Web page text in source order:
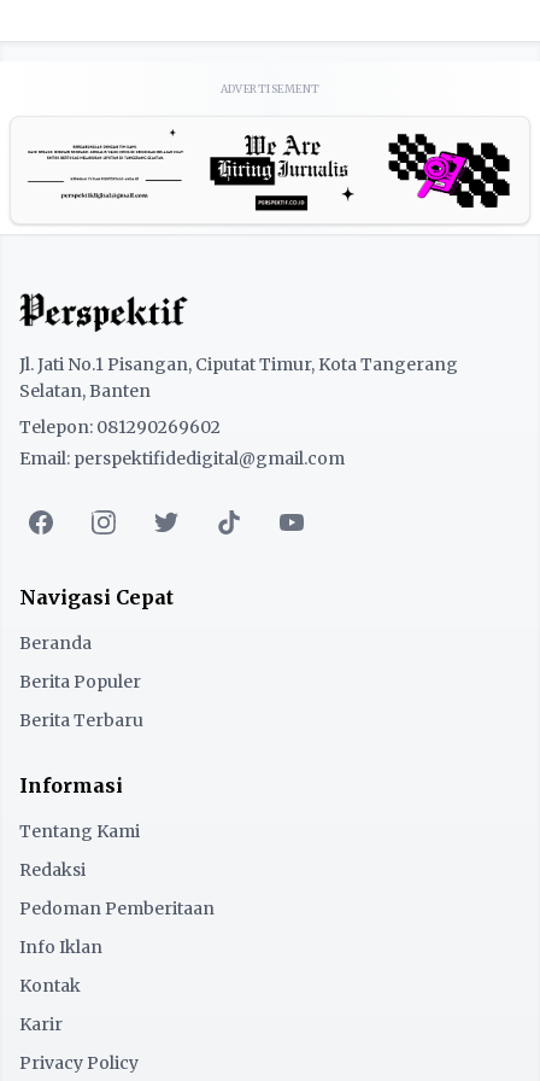
ADVERTISEMENT
Jl. Jati No.1 Pisangan, Ciputat Timur, Kota Tangerang
Selatan, Banten
Telepon: 081290269602
Email: perspektifidedigital@gmail.com
Navigasi Cepat
Beranda
Berita Populer
Berita Terbaru
Informasi
Tentang Kami
Redaksi
Pedoman Pemberitaan
Info Iklan
Kontak
Karir
Privacy Policy